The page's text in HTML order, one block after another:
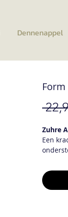
Dennenappel
Form
Zuhre
Een